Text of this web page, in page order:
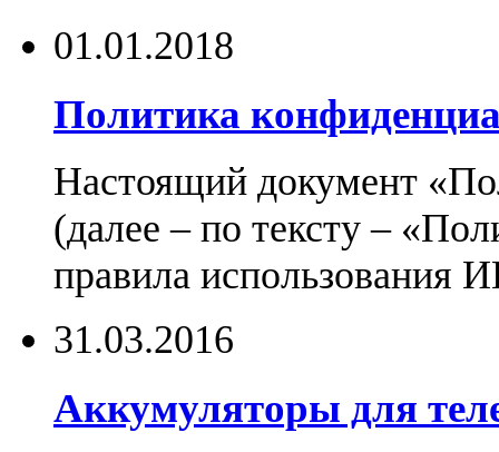
01.01.2018
Политика
Настоящий документ
(далее – по тексту –
правила использования
31.03.2016
Аккумуляторы для